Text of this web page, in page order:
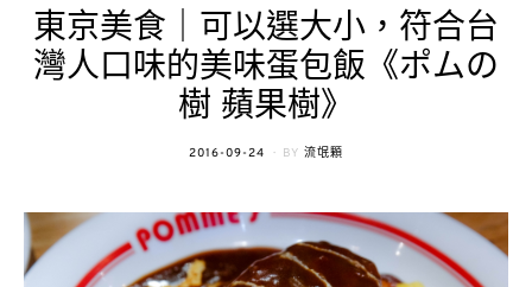
東京美食｜可以選大小，符合台
灣人口味的美味蛋包飯《ポムの
樹 蘋果樹》
POSTED
2016-09-24 BY 流氓顆